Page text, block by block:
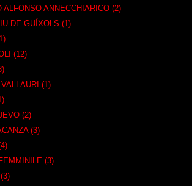
ALFONSO ANNECCHIARICO (2)
DE GUÍXOLS (1)
(12)
(1)
(2)
(3)
(3)